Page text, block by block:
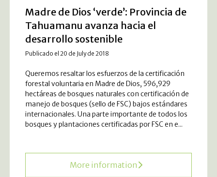
Madre de Dios ‘verde’: Provincia de
Tahuamanu avanza hacia el
desarrollo sostenible
Publicado el 20 de July de 2018
Queremos resaltar los esfuerzos de la certificación
forestal voluntaria en Madre de Dios, 596,929
hectáreas de bosques naturales con certificación de
manejo de bosques (sello de FSC) bajos estándares
internacionales. Una parte importante de todos los
bosques y plantaciones certificadas por FSC en e...
More information